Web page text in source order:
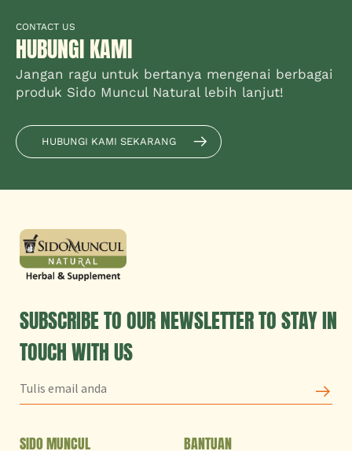
CONTACT US
HUBUNGI KAMI
Jangan ragu untuk bertanya mengenai berbagai
produk Sido Muncul Natural lebih lanjut!
HUBUNGI KAMI SEKARANG
SUBSCRIBE TO OUR NEWSLETTER TO STAY IN
TOUCH WITH US
SIDO MUNCUL BANTUAN